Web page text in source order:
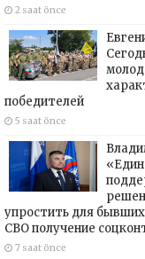
2 saat önce
победителей
5 saat önce
упростить для
СВО получение
7 saat önce